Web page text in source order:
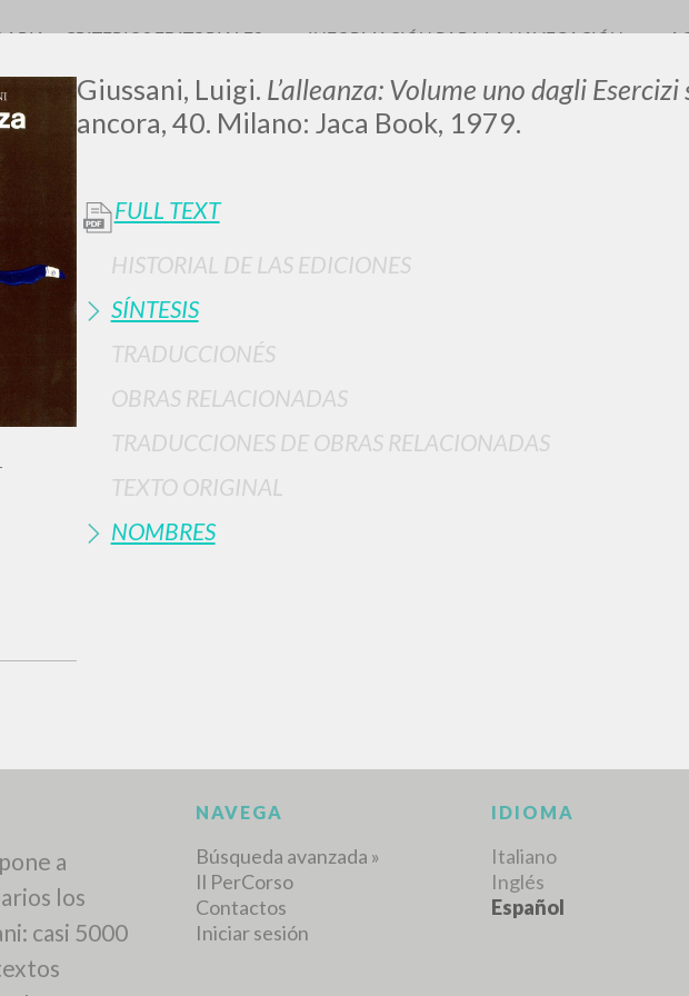
Giussani, Luigi. L’alleanza: Volume uno dagli
ancora, 40. Milano: Jaca Book, 1979.
FULL TEXT
HISTORIAL DE LAS EDICIONES
SÍNTESIS
TRADUCCIONÉS
OBRAS RELACIONADAS
TRADUCCIONES DE OBRAS RELACIONADAS
TEXTO ORIGINAL
NOMBRES
CRITERIOS EDITORIALES INFORMACIÓN PARA LA NAVEGACIÓN
Ver detalles por tipo
TIPOLOGÍA IDIOMA
a
los
casi 5000
NAVEGA
Búsqueda avanzada »
Il PerCorso
Contactos
Iniciar sesión
IDIOMA
Italiano
Inglés
Español